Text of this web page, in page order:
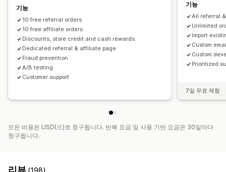
브랜드 맞춤 포털
사용자 지정 도메인
사용자 지정 양식
사용자 지정 브랜딩
기프트 카드 지급 여러 통화
기능
10 free referral orders
10 free affiliate orders
Discounts, store credit and cash rewards
Dedicated referral & affiliate page
Fraud prevention
A/B testing
Customer support
기능
All referral
Unlimited
Import
Custom
Custom
Prioritized
7일 무료 체험
모든 비용은 USD(으)로 청구됩니다. 반복 요금 및 사용 기반 요금은 30일마다
청구됩니다.